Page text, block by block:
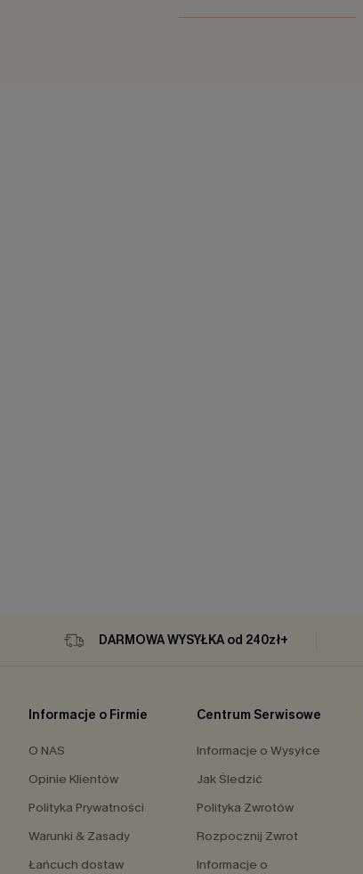
DARMOWA WYSYŁKA od 240zł+
Informacje o Firmie
O NAS
Opinie Klientów
Polityka Prywatności
Warunki & Zasady
Łańcuch dostaw
Centrum Serwisowe
Informacje o Wysyłce
Jak Śledzić
Polityka Zwrotów
Rozpocznij Zwrot
Informacje o